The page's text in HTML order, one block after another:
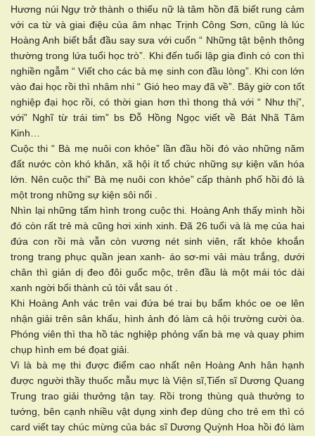
Hương núi Ngự trở thành o thiếu nữ là tâm hồn đã biết rung cảm
với ca từ và giai điệu của âm nhạc Trịnh Công Sơn, cũng là lúc
Hoàng Anh biết bắt đầu say sưa với cuốn “ Những tật bệnh thông
thường trong lứa tuổi học trò”. Khi đến tuổi lập gia đình có con thì
nghiền ngẫm “ Viết cho các bà mẹ sinh con đầu lòng”. Khi con lớn
vào đai học rồi thì nhâm nhi “ Gió heo may đã về”. Bây giờ con tốt
nghiệp đại học rồi, có thời gian hơn thì thong thả với “ Như thị”,
với” Nghĩ từ trái tim” bs Đỗ Hồng Ngọc viết về Bát Nhã Tâm
Kinh…
Cuộc thi “ Bà mẹ nuôi con khỏe” lần đầu hồi đó vào những năm
đất nước còn khó khăn, xã hội ít tổ chức những sự kiện văn hóa
lớn. Nên cuộc thi” Bà mẹ nuôi con khỏe” cấp thành phố hồi đó là
một trong những sự kiện sôi nổi .
Nhìn lại những tấm hình trong cuộc thi. Hoàng Anh thấy mình hồi
đó còn rất trẻ mà cũng hơi xinh xinh. Đã 26 tuổi và là mẹ của hai
đứa con rồi mà vẫn còn vương nét sinh viên, rất khỏe khoắn
trong trang phục quần jean xanh- áo sơ-mi vải màu trắng, dưới
chân thì giản dị đeo đôi guốc mộc, trên đầu là một mái tóc dài
xanh ngời bối thành củ tỏi vắt sau ót .
Khi Hoàng Anh vác trên vai đứa bé trai bụ bẩm khóc oe oe lên
nhận giải trên sân khấu, hình ảnh đó làm cả hội trường cười òa.
Phóng viên thì tha hồ tác nghiệp phỏng vấn bà mẹ và quay phim
chụp hình em bé đọat giải.
Vì là bà mẹ thi được điểm cao nhất nên Hoàng Anh hân hạnh
được người thầy thuốc mẫu mực là Viện sĩ,Tiến sĩ Dương Quang
Trung trao giải thưởng tận tay. Rồi trong thùng quà thưởng to
tướng, bên cạnh nhiều vật dụng xinh đep dùng cho trẻ em thì có
card viết tay chúc mừng của bác sĩ Dương Quỳnh Hoa hồi đó làm